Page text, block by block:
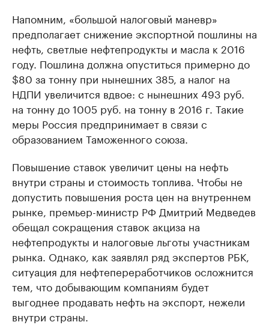
Напомним, «большой налоговый маневр»
предполагает снижение экспортной пошлины на
нефть, светлые нефтепродукты и масла к 2016
году. Пошлина должна опуститься примерно до
$80 за тонну при нынешних 385, а налог на
НДПИ увеличится вдвое: с нынешних 493 руб.
на тонну до 1005 руб. на тонну в 2016 г. Такие
меры Россия предпринимает в связи с
образованием Таможенного союза.
Повышение ставок увеличит цены на нефть
внутри страны и стоимость топлива. Чтобы не
допустить повышения роста цен на внутреннем
рынке, премьер-министр РФ Дмитрий Медведев
обещал сокращения ставок акциза на
нефтепродукты и налоговые льготы участникам
рынка. Однако, как заявлял ряд экспертов РБК,
ситуация для нефтепереработчиков осложнится
тем, что добывающим компаниям будет
выгоднее продавать нефть на экспорт, нежели
внутри страны.